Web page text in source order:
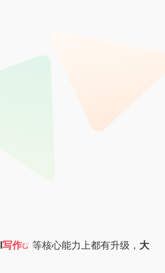
写作 等核心能力上都有升级， 大